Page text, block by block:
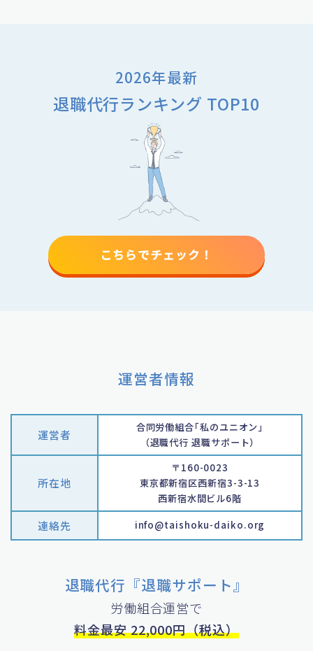
2026年最新
退職代行ランキング TOP10
こちらでチェック！
運営者情報
運営者
合同労働組合｢私のユニオン｣
（退職代行 退職サポート）
所在地
〒160-0023
東京都新宿区西新宿3-3-13
西新宿水間ビル6階
連絡先 info@taishoku-daiko.org
退職代行『退職サポート』
労働組合運営で
料金最安 22,000円（税込）